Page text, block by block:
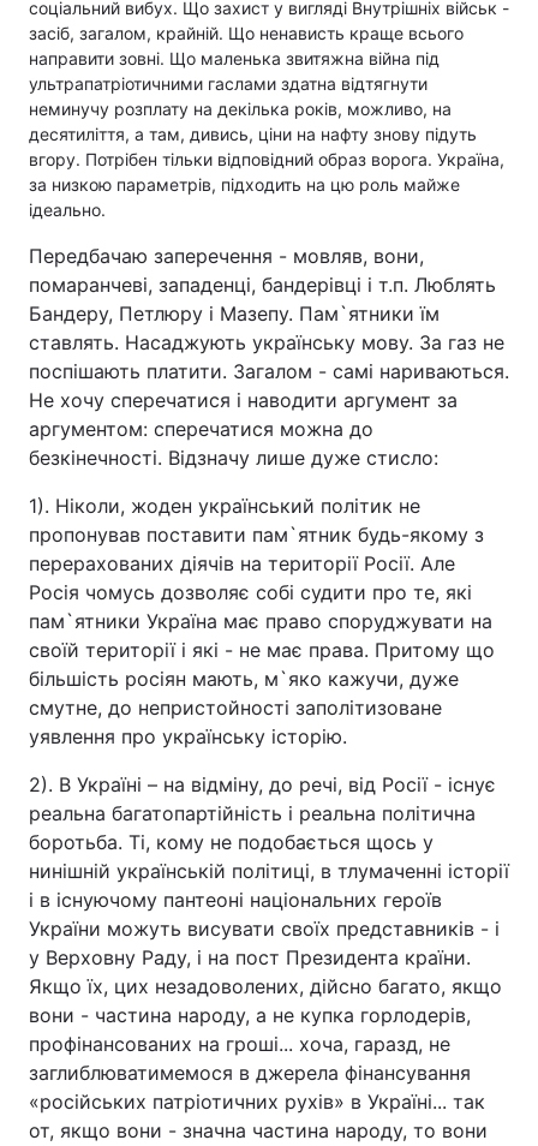
соціальний вибух. Що захист у вигляді Внутрішніх військ -
засіб, загалом, крайній. Що ненависть краще всього
направити зовні. Що маленька звитяжна війна під
ультрапатріотичними гаслами здатна відтягнути
неминучу розплату на декілька років, можливо, на
десятиліття, а там, дивись, ціни на нафту знову підуть
вгору. Потрібен тільки відповідний образ ворога. Україна,
за низкою параметрів, підходить на цю роль майже
ідеально.
Передбачаю заперечення - мовляв, вони,
помаранчеві, западенці, бандерівці і т.п. Люблять
Бандеру, Петлюру і Мазепу. Пам`ятники їм
ставлять. Насаджують українську мову. За газ не
поспішають платити. Загалом - самі нариваються.
Не хочу сперечатися і наводити аргумент за
аргументом: сперечатися можна до
безкінечності. Відзначу лише дуже стисло:
1). Ніколи, жоден український політик не
пропонував поставити пам`ятник будь-якому з
перерахованих діячів на території Росії. Але
Росія чомусь дозволяє собі судити про те, які
пам`ятники Україна має право споруджувати на
своїй території і які - не має права. Притому що
більшість росіян мають, м`яко кажучи, дуже
смутне, до непристойності заполітизоване
уявлення про українську історію.
2). В Україні – на відміну, до речі, від Росії - існує
реальна багатопартійність і реальна політична
боротьба. Ті, кому не подобається щось у
нинішній українській політиці, в тлумаченні історії
і в існуючому пантеоні національних героїв
України можуть висувати своїх представників - і
у Верховну Раду, і на пост Президента країни.
Якщо їх, цих незадоволених, дійсно багато, якщо
вони - частина народу, а не купка горлодерів,
профінансованих на гроші... хоча, гаразд, не
заглиблюватимемося в джерела фінансування
«російських патріотичних рухів» в Україні... так
от, якщо вони - значна частина народу, то вони